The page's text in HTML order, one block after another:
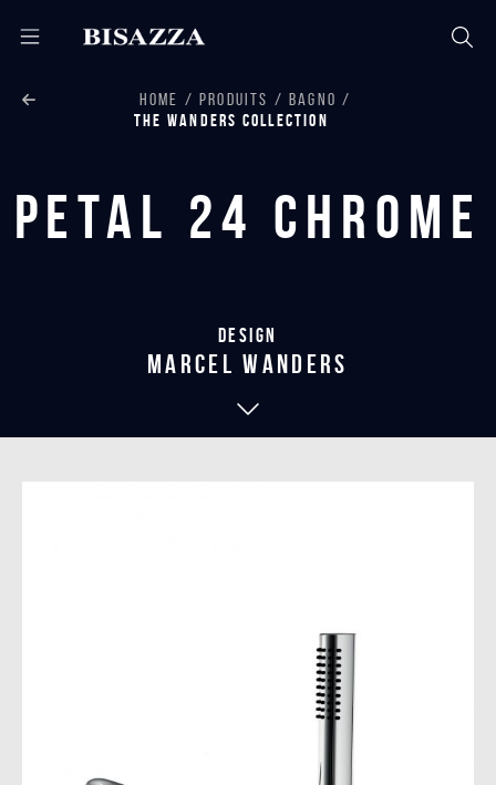
HOME PRODUITS
BAGNO
THE WANDERS COLLECTION
Petal 24 Chrome
Design
marcel wanders